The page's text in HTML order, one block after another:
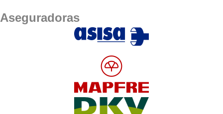
Aseguradoras